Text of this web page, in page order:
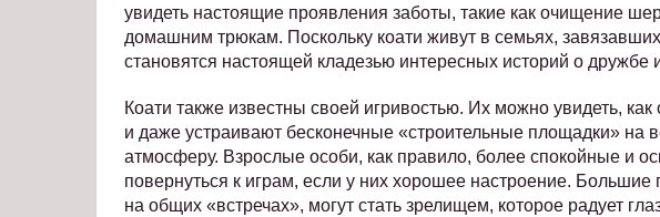
увидеть настоящие проявления заботы, такие как очищение
домашним трюкам. Поскольку коати живут в семьях,
становятся настоящей кладезью интересных историй о дружбе
Коати также известны своей игривостью. Их можно увидеть, как
и даже устраивают бесконечные «строительные площадки» на
атмосферу. Взрослые особи, как правило, более спокойные и
повернуться к играм, если у них хорошее настроение. Большие
на общих «встречах», могут стать зрелищем, которое радует